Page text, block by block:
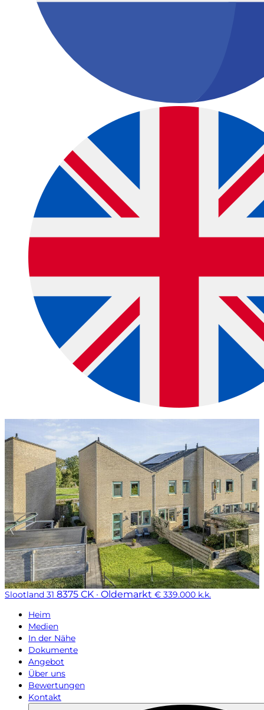
Slootland 31 8375 CK · Oldemarkt € 339.000 k.k.
Heim
Medien
In der Nähe
Dokumente
Angebot
Über uns
Bewertungen
Kontakt